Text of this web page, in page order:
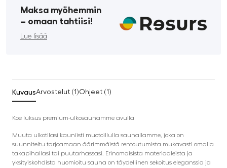
Maksa myöhemmin
­– omaan tahtiisi!
Lue lisää
KuvausArvostelut (1)Ohjeet (1)
Koe luksus premium-ulkosaunamme avulla
Muuta ulkotilasi kauniisti muotoillulla saunallamme, joka on
suunniteltu tarjoamaan äärimmäistä rentoutumista mukavasti omalla
takapihallasi tai puutarhassasi. Erinomaisista materiaaleista ja
yksityiskohdista huomioitu sauna on täydellinen sekoitus eleganssia ja